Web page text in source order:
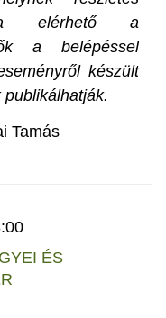
elérhető a
a belépéssel
készült
Tamás
ÉS